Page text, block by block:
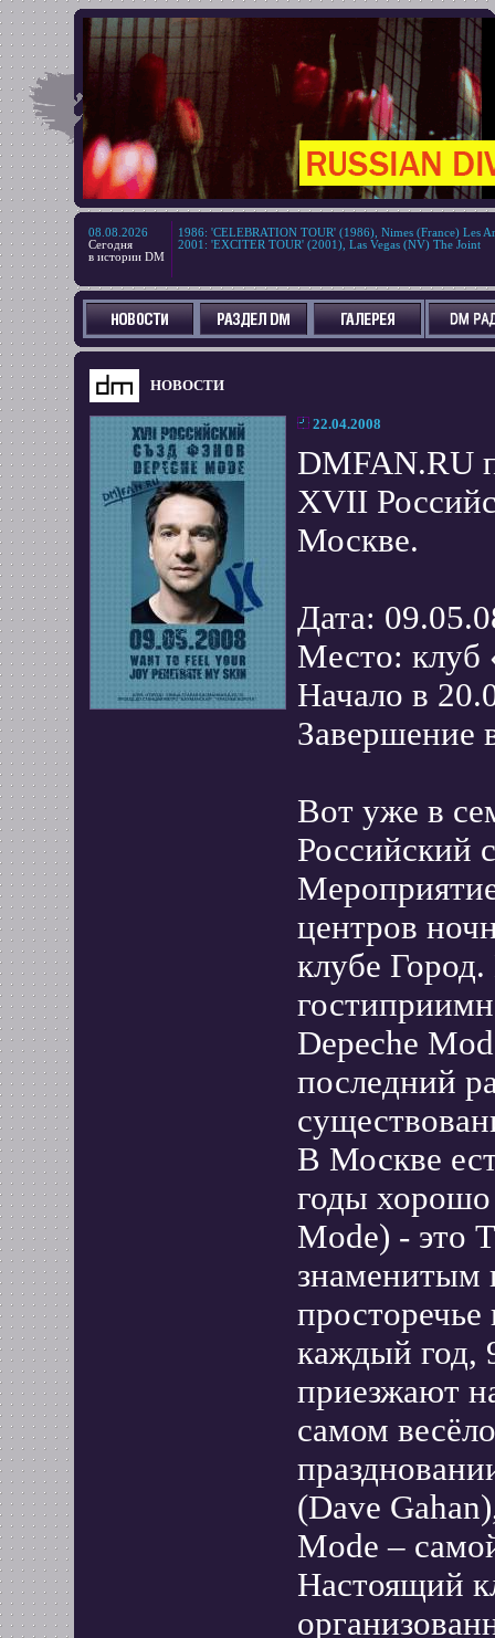
08.08.2026
Сегодня
в истории DM
1986: 'CELEBRATION TOUR' (1986), Nimes (France) Les
2001 : 'EXCITER TOUR' (2001), Las Vegas (NV) The Joint
НОВОСТИ
22.04.2008
DMFAN.RU
XVII
Москве.
Дата:
Место:
Начало в
Завершение
Вот уже в
Российский
центров
клубе
Depeche
последний
В Москве
годы хорошо
Mode) - это
знаменитым
каждый год,
приезжают
самом
(Dave
Mode –
Настоящий